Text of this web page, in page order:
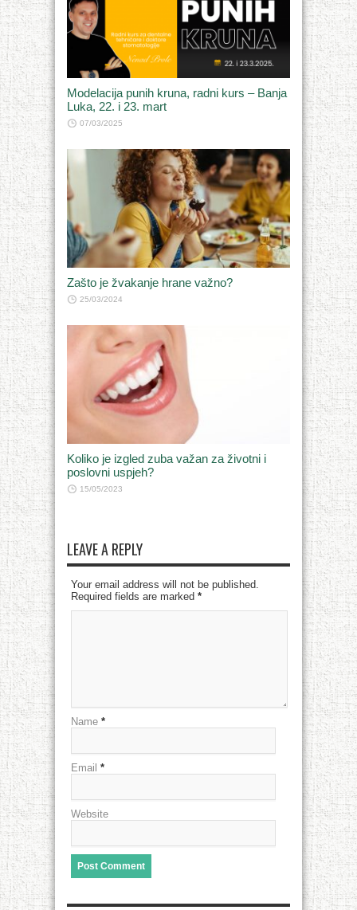
Modelacija punih kruna, radni kurs – Banja
Luka, 22. i 23. mart
07/03/2025
Zašto je žvakanje hrane važno?
25/03/2024
Koliko je izgled zuba važan za životni i
poslovni uspjeh?
15/05/2023
LEAVE A REPLY
Your email address will not be published.
Required fields are marked *
Name *
Email *
Website